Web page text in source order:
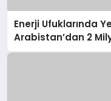
Enerji Ufuklarında
Arabistan’dan 2